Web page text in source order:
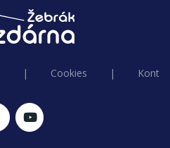
| Cookies |